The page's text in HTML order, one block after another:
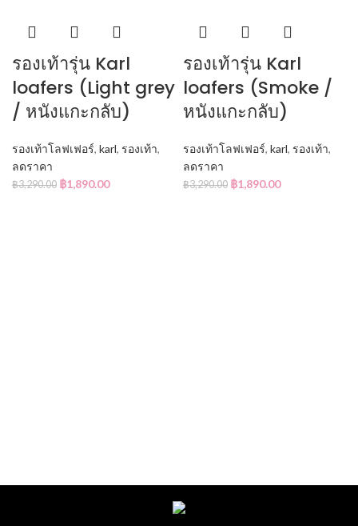
รองเท้ารุ่น Karl
loafers (Light grey
/ หนังแกะกลับ)
รองเท้าโลฟเฟอร์, karl, รองเท้า,
ลดราคา
฿3,290.00 ฿1,890.00
รองเท้ารุ่น Karl
loafers (Smoke /
หนังแกะกลับ)
รองเท้าโลฟเฟอร์, karl, รองเท้า,
ลดราคา
฿3,290.00 ฿1,890.00